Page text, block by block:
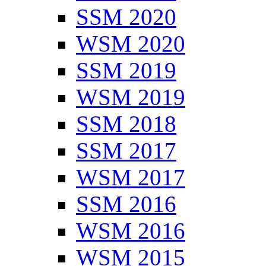
SSM 2020
WSM 2020
SSM 2019
WSM 2019
SSM 2018
SSM 2017
WSM 2017
SSM 2016
WSM 2016
WSM 2015